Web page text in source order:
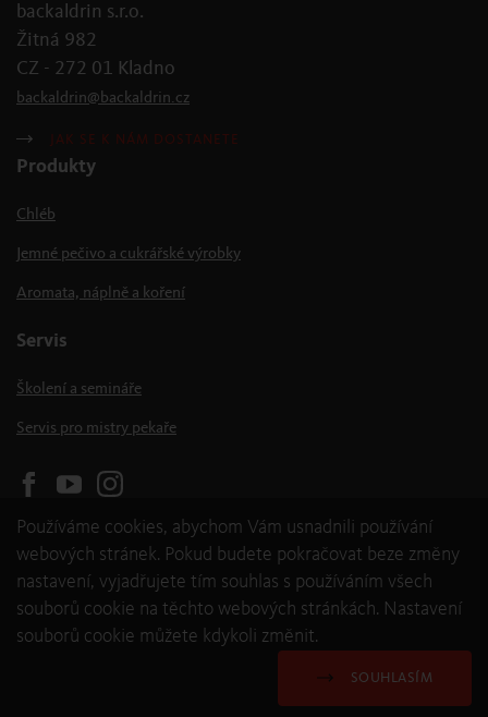
backaldrin s.r.o.
Žitná 982
CZ - 272 01 Kladno
backaldrin@ backaldrin. cz
JAK SE K NÁM DOSTANETE
Produkty
Chléb
Jemné pečivo a cukrářské výrobky
Aromata, náplně a koření
Servis
Školení a semináře
Servis pro mistry pekaře
© 2026 backaldrin International The Kornspitz Company GmbH
Všeobecné podmínky Impressum
Používáme cookies, abychom Vám usnadnili používání
webových stránek. Pokud budete pokračovat beze změny
nastavení, vyjadřujete tím souhlas s používáním všech
souborů cookie na těchto webových stránkách. Nastavení
souborů cookie můžete kdykoli změnit.
SOUHLASÍM